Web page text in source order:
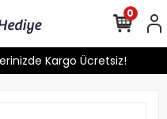
Kargo Ücretsiz!
0